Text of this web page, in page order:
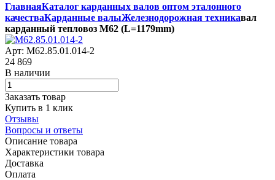
ГлавнаяКаталог карданных валов оптом эталонного
качестваКарданные валыЖелезнодорожная техникавал
карданный тепловоз М62 (L=1179mm)
Арт: М62.85.01.014-2
24 869
В наличии
Заказать товар
Купить в 1 клик
Отзывы
Вопросы и ответы
Описание товара
Характеристики товара
Доставка
Оплата